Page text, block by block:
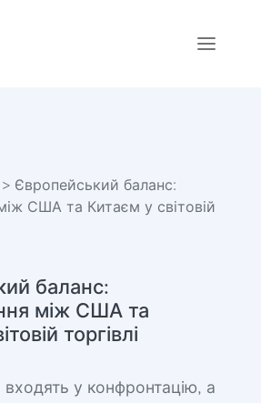
> Європейський баланс:
США та Китаєм у світовій
баланс:
між США та
торгівлі
у конфронтацію, а